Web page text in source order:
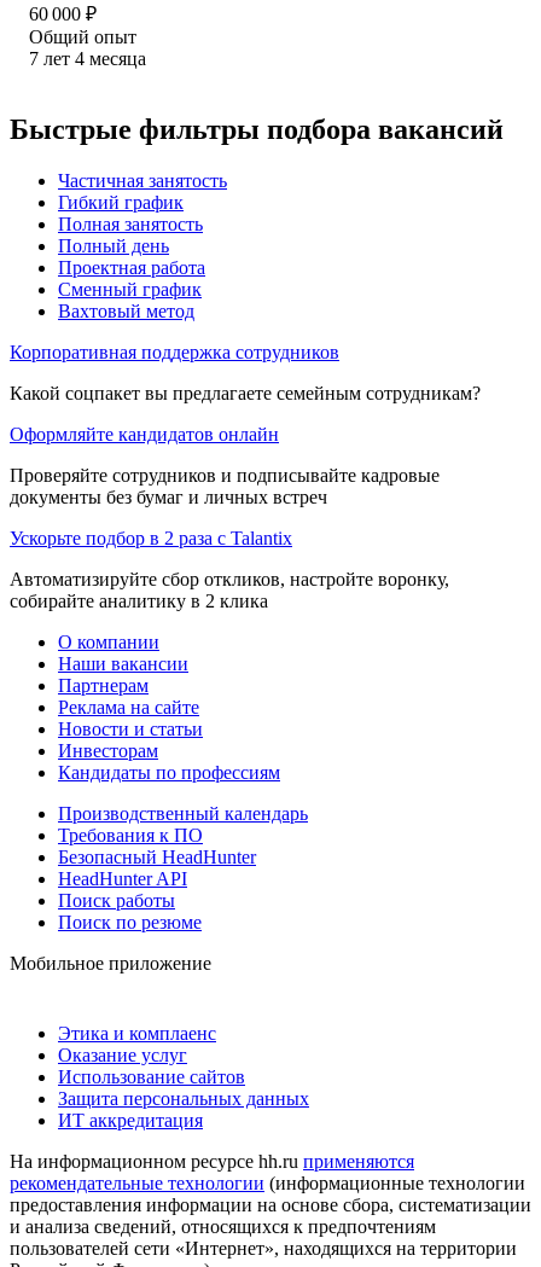
60 000 ₽
Общий опыт
7 лет 4 месяца
Быстрые фильтры подбора вакансий
Частичная занятость
Гибкий график
Полная занятость
Полный день
Проектная работа
Сменный график
Вахтовый метод
Корпоративная поддержка сотрудников
Какой соцпакет вы предлагаете семейным сотрудникам?
Оформляйте кандидатов онлайн
Проверяйте сотрудников и подписывайте кадровые
документы без бумаг и личных встреч
Ускорьте подбор в 2 раза с Talantix
Автоматизируйте сбор откликов, настройте воронку,
собирайте аналитику в 2 клика
О компании
Наши вакансии
Партнерам
Реклама на сайте
Новости и статьи
Инвесторам
Кандидаты по профессиям
Производственный календарь
Требования к ПО
Безопасный HeadHunter
HeadHunter API
Поиск работы
Поиск по резюме
Мобильное приложение
Этика и комплаенс
Оказание услуг
Использование сайтов
Защита персональных данных
ИТ аккредитация
На информационном ресурсе hh.ru применяются
рекомендательные технологии (информационные технологии
предоставления информации на основе сбора, систематизации
и анализа сведений, относящихся к предпочтениям
пользователей сети «Интернет», находящихся на территории